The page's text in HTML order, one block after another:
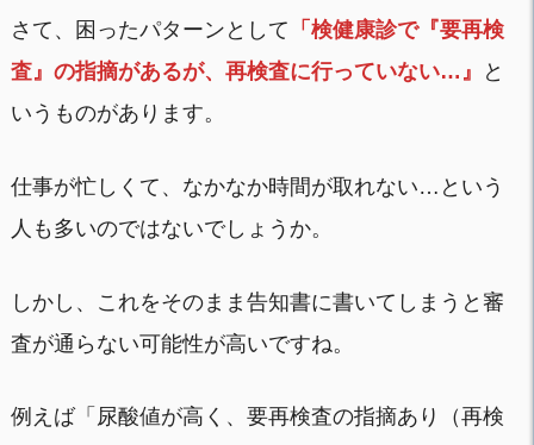
さて、困ったパターンとして 「検健康診で『要再検
査』の指摘があるが、再検査に行っていない…』
と
いうものがあります。
仕事が忙しくて、なかなか時間が取れない…という
人も多いのではないでしょうか。
しかし、これをそのまま告知書に書いてしまうと審
査が通らない可能性が高いですね。
例えば「尿酸値が高く、要再検査の指摘あり（再検